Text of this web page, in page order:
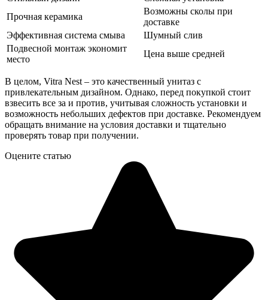
Прочная керамика
Возможны сколы при
доставке
Эффективная система смыва
Шумный слив
Подвесной монтаж экономит
место
Цена выше средней
В целом, Vitra Nest – это качественный унитаз с
привлекательным дизайном. Однако, перед покупкой стоит
взвесить все за и против, учитывая сложность установки и
возможность небольших дефектов при доставке. Рекомендуем
обращать внимание на условия доставки и тщательно
проверять товар при получении.
Оцените статью